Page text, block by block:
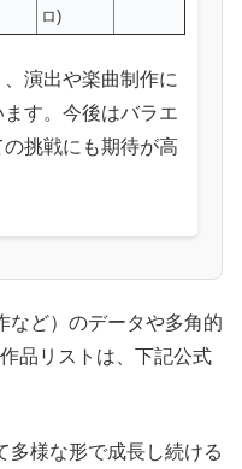
ロ)
演出や楽曲制作に
す。今後はバラエ
挑戦にも期待が高
など）のデータや多角的
品リストは、下記公式
多様な形で成長し続ける